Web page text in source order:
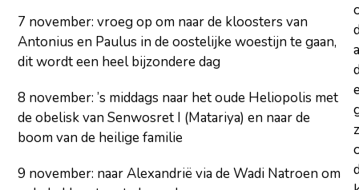
7 november: vroeg op om naar de kloosters van
Antonius en Paulus in de oostelijke woestijn te gaan,
dit wordt een heel bijzondere dag
8 november: ’s middags naar het oude Heliopolis met
de obelisk van Senwosret I (Matariya) en naar de
boom van de heilige familie
9 november: naar Alexandrië via de Wadi Natroen om